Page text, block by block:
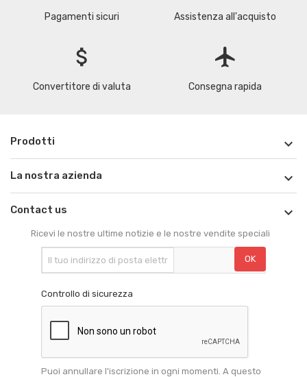
Pagamenti sicuri Assistenza all'acquisto
attach_money
Convertitore di valuta
flight
Consegna rapida
Prodotti 
La nostra azienda 
Contact us 
Ricevi le nostre ultime notizie e le nostre vendite speciali
Controllo di sicurezza
Puoi annullare l'iscrizione in ogni momenti. A questo